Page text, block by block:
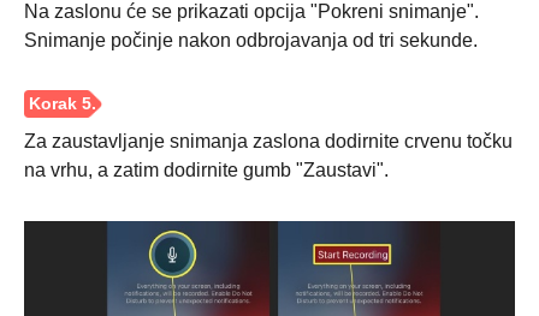
Na zaslonu će se prikazati opcija "Pokreni snimanje".
Snimanje počinje nakon odbrojavanja od tri sekunde.
Za zaustavljanje snimanja zaslona dodirnite crvenu točku
na vrhu, a zatim dodirnite gumb "Zaustavi".